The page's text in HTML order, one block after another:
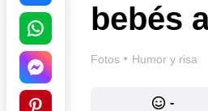
bebés
Fotos · Humor y risa
-